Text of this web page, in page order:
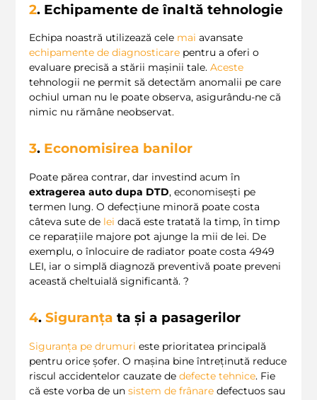
2. Echipamente de înaltă tehnologie
Echipa noastră utilizează cele mai avansate
echipamente de diagnosticare pentru a oferi o
evaluare precisă a stării mașinii tale. Aceste
tehnologii ne permit să detectăm anomalii pe care
ochiul uman nu le poate observa, asigurându-ne că
nimic nu rămâne neobservat.
3. Economisirea banilor
Poate părea contrar, dar investind acum în
extragerea auto dupa DTD, economisești pe
termen lung. O defecțiune minoră poate costa
câteva sute de lei dacă este tratată la timp, în timp
ce reparațiile majore pot ajunge la mii de lei. De
exemplu, o înlocuire de radiator poate costa 4949
LEI, iar o simplă diagnoză preventivă poate preveni
această cheltuială significantă. ?
4. Siguranța ta și a pasagerilor
Siguranța pe drumuri este prioritatea principală
pentru orice șofer. O mașina bine întreținută reduce
riscul accidentelor cauzate de defecte tehnice. Fie
că este vorba de un sistem de frânare defectuos sau